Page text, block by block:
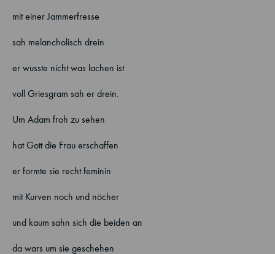
mit einer Jammerfresse
sah melancholisch drein
er wusste nicht was lachen ist
voll Griesgram sah er drein.
Um Adam froh zu sehen
hat Gott die Frau erschaffen
er formte sie recht feminin
mit Kurven noch und nöcher
und kaum sahn sich die beiden an
da wars um sie geschehen